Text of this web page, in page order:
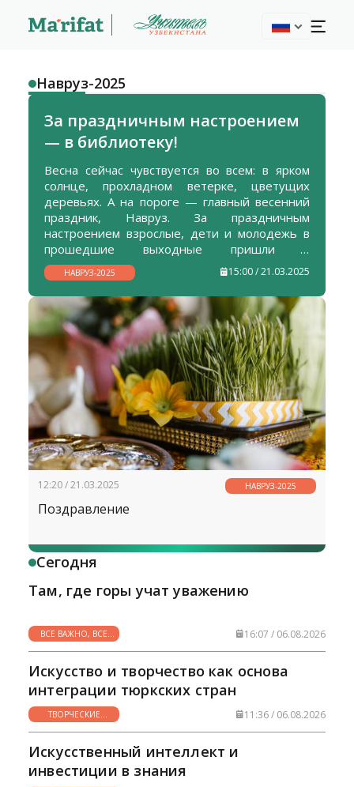
Навруз-2025
За праздничным настроением
— в библиотеку!
Весна сейчас чувствуется во всем: в ярком
солнце, прохладном ветерке, цветущих
деревьях. А на пороге — главный весенний
праздник, Навруз. За праздничным
настроением взрослые, дети и молодежь в
прошедшие выходные пришли в
Республиканскую детскую библиотеку. И не
прогадали.
НАВРУЗ-2025 15:00 / 21.03.2025
12:20 / 21.03.2025 НАВРУЗ-2025
Поздравление
Сегодня
Там, где горы учат уважению
ВСЕ ВАЖНО, ВСЕ
НУЖНО
16:07 / 06.08.2026
Искусство и творчество как основа
интеграции тюркских стран
ТВОРЧЕСКИЕ
ГОРИЗОНТЫ
11:36 / 06.08.2026
Искусственный интеллект и
инвестиции в знания